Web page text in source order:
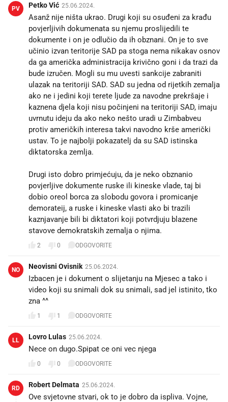
PV Petko Vić 25.06.2024.
Asanž nije ništa ukrao. Drugi koji su osuđeni za krađu
povjerljivih dokumenata su njemu proslijedili te
dokumente i on je odlučio da ih obznani. On je to sve
učinio izvan teritorije SAD pa stoga nema nikakav osnov
da ga američka administracija krivično goni i da trazi da
bude izručen. Mogli su mu uvesti sankcije zabraniti
ulazak na teritoriji SAD. SAD su jedna od rijetkih zemalja
ako ne i jedini koji terete ljude za navodne prekršaje i
kaznena djela koji nisu počinjeni na teritoriji SAD, imaju
uvrnutu ideju da ako neko nešto uradi u Zimbabveu
protiv američkih interesa takvi navodno krše američki
ustav. To je najbolji pokazatelj da su SAD istinska
diktatorska zemlja.
Drugi isto dobro primjećuju, da je neko obznanio
povjerljive dokumente ruske ili kineske vlade, taj bi
dobio oreol borca za slobodu govora i promicanje
demorateij, a ruske i kineske vlasti ako bi trazili
kaznjavanje bili bi diktatori koji potvrdjuju blazene
stavove demokratskih zemalja o njima.
2 0 ODGOVORITE
NO Neovisni Ovisnik 25.06.2024.
Izbacen je i dokument o slijetanju na Mjesec a tako i
video koji su snimali dok su snimali, sad jel istinito, tko
zna ^^
1 1 ODGOVORITE
LL Lovro Lulas 25.06.2024.
Nece on dugo.Spipat ce oni vec njega
0 0 ODGOVORITE
RD Robert Delmata 25.06.2024.
Ove svjetovne stvari, ok to je dobro da ispliva. Vojne,